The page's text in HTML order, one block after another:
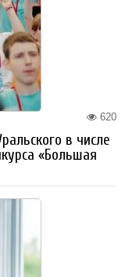
620
в числе
«Большая